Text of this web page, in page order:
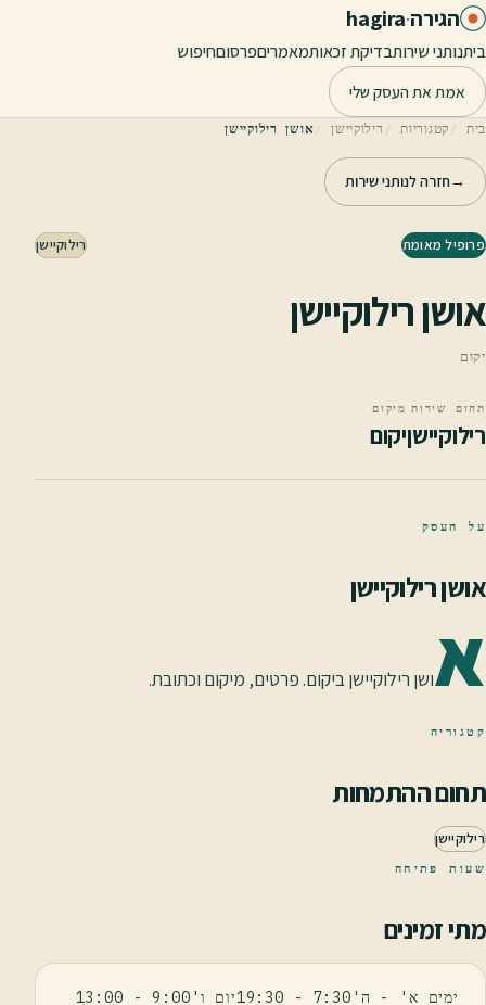
דלג לתוכן הראשי
הגירה·
hagira
ביתנותני שירותבדיקת זכאותמאמריםפרסוםחיפוש
אמת את העסק שלי
בית קטגוריות רילוקיישן אושן רילוקיישן
→חזרה לנותני שירות
פרופיל מאומת רילוקיישן
אושן רילוקיישן
יקום
תחום שירות
רילוקיישן
מיקום
יקום
על העסק
אושן רילוקיישן
אושן רילוקיישן ביקום. פרטים, מיקום וכתובת.
קטגוריה
תחום ההתמחות
רילוקיישן
שעות פתיחה
מתי זמינים
ימים א' - ה'7:30 - 19:30יום ו'9:00 - 13:00